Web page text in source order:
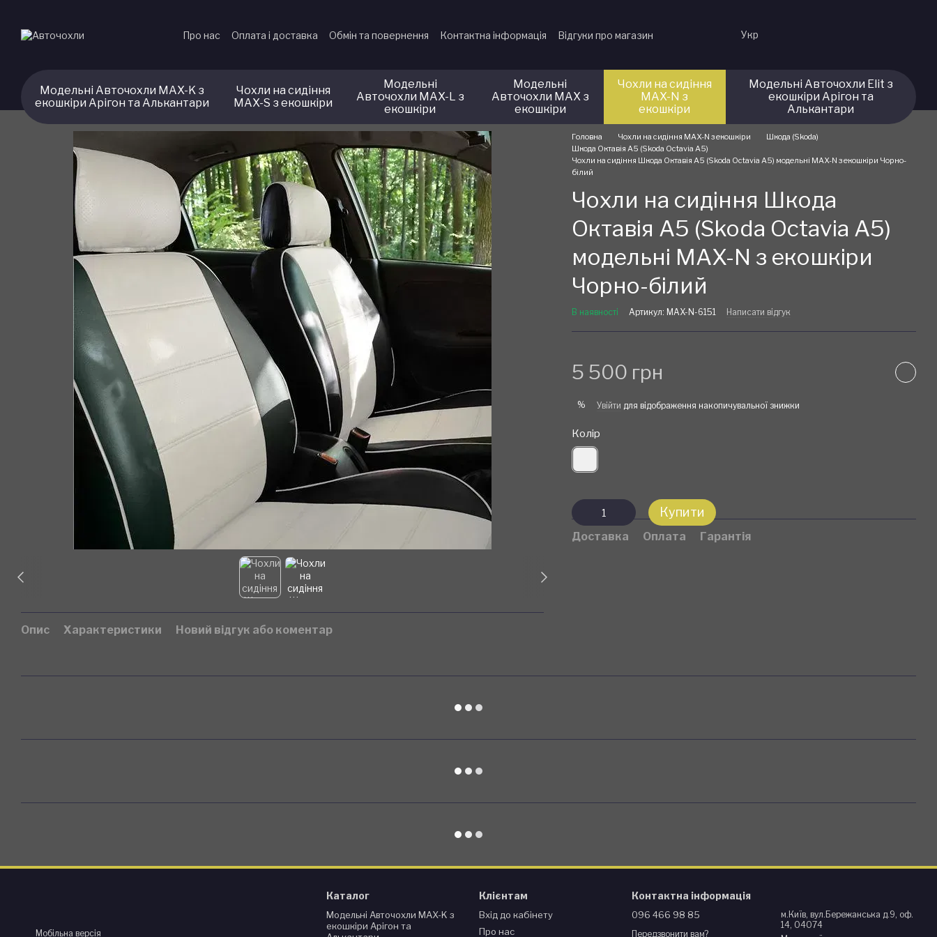
Про нас Оплата і доставка Обмін та повернення Контактна інформація Відгуки про магазин Укр
Модельні Авточохли MAX-K з
екошкіри Арігон та Алькантари
Чохли на сидіння
MAX-S з екошкіри
Модельні
Авточохли MAX-L з
екошкіри
Модельні
Авточохли MAX з
екошкіри
Чохли на сидіння
MAX-N з
екошкіри
Модельні Авточохли Elit з
екошкіри Арігон та
Алькантари
Опис Характеристики Новий відгук або коментар
Головна Чохли на сидіння MAX-N з екошкіри
Шкода (Skoda)
Шкода Октавія А5 (Skoda Octavia A5)
Чохли на сидіння Шкода Октавія А5 (Skoda Octavia A5) модельні MAX-N з екошкіри Чорно-
білий
Чохли на сидіння Шкода
Октавія А5 (Skoda Octavia A5)
модельні MAX-N з екошкіри
Чорно-білий
В наявності Артикул: MAX-N-6151 Написати відгук
5 500 грн
% Увійти для відображення накопичувальної знижки
Колір
Купити
Доставка Оплата Гарантія
Мобільна версія
Каталог
Модельні Авточохли MAX-K з
екошкіри Арігон та
Клієнтам
Вхід до кабінету
Про нас
Контактна інформація
096 466 98 85
Передзвонити вам?
м.Київ, вул.Бережанська д.9, оф.
14, 04074